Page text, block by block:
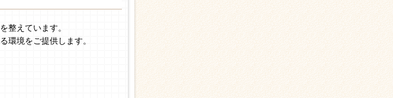
整えています。
環境をご提供します。